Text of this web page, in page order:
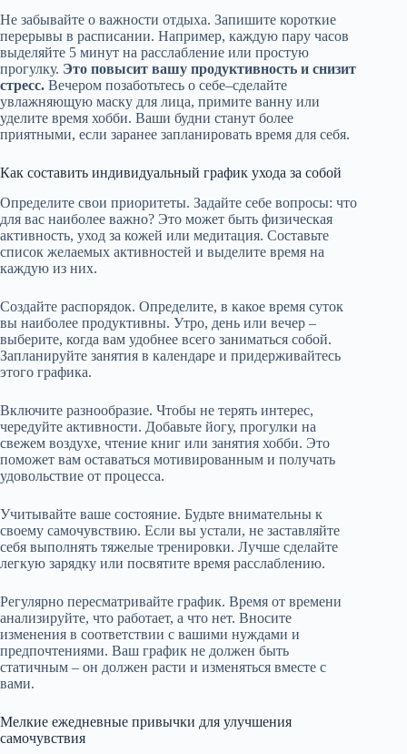
Не забывайте о важности отдыха. Запишите короткие
перерывы в расписании. Например, каждую пару часов
выделяйте 5 минут на расслабление или простую
прогулку. Это повысит вашу продуктивность и снизит
стресс. Вечером позаботьтесь о себе–сделайте
увлажняющую маску для лица, примите ванну или
уделите время хобби. Ваши будни станут более
приятными, если заранее запланировать время для себя.
Как составить индивидуальный график ухода за собой
Определите свои приоритеты. Задайте себе вопросы: что
для вас наиболее важно? Это может быть физическая
активность, уход за кожей или медитация. Составьте
список желаемых активностей и выделите время на
каждую из них.
Создайте распорядок. Определите, в какое время суток
вы наиболее продуктивны. Утро, день или вечер –
выберите, когда вам удобнее всего заниматься собой.
Запланируйте занятия в календаре и придерживайтесь
этого графика.
Включите разнообразие. Чтобы не терять интерес,
чередуйте активности. Добавьте йогу, прогулки на
свежем воздухе, чтение книг или занятия хобби. Это
поможет вам оставаться мотивированным и получать
удовольствие от процесса.
Учитывайте ваше состояние. Будьте внимательны к
своему самочувствию. Если вы устали, не заставляйте
себя выполнять тяжелые тренировки. Лучше сделайте
легкую зарядку или посвятите время расслаблению.
Регулярно пересматривайте график. Время от времени
анализируйте, что работает, а что нет. Вносите
изменения в соответствии с вашими нуждами и
предпочтениями. Ваш график не должен быть
статичным – он должен расти и изменяться вместе с
вами.
Мелкие ежедневные привычки для улучшения
самочувствия